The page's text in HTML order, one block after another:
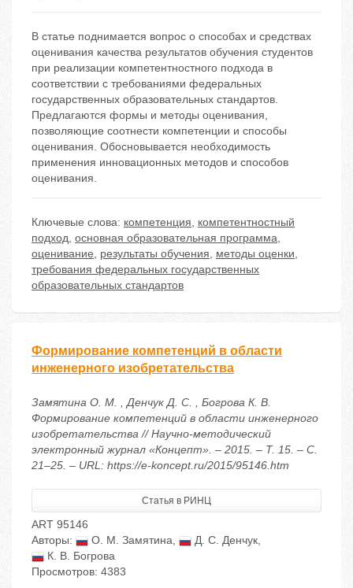
В статье поднимается вопрос о способах и средствах
оценивания качества результатов обучения студентов
при реализации компетентностного подхода в
соответствии с требованиями федеральных
государственных образовательных стандартов.
Предлагаются формы и методы оценивания,
позволяющие соотнести компетенции и способы
оценивания. Обосновывается необходимость
применения инновационных методов и способов
оценивания.
Ключевые слова: компетенция, компетентностный
подход, основная образовательная программа,
оценивание, результаты обучения, методы оценки,
требования федеральных государственных
образовательных стандартов
Формирование компетенций в области
инженерного изобретательства
Замятина О. М. , Денчук Д. С. , Богрова К. В.
Формирование компетенций в области инженерного
изобретательства // Научно-методический
электронный журнал «Концепт». – 2015. – Т. 15. – С.
21–25. – URL: https://e-koncept.ru/2015/95146.htm
Статья в РИНЦ
ART 95146
Авторы:
О. М. Замятина, Д. С. Денчук,
К. В. Богрова
Просмотров: 4383